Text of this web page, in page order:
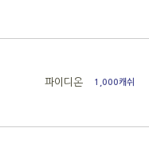
파이디온 1,000캐쉬